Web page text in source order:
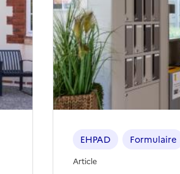
EHPAD Formulaire
Article